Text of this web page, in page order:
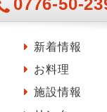
0776-50-
新着情報
お料理
施設情報